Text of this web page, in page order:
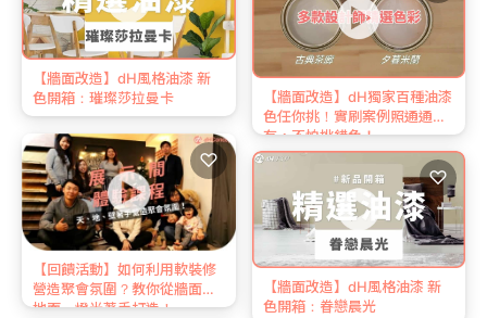
【牆面改造】dH獨家百種油漆
色任你挑！實刷案例照通通
有，不怕挑錯色！
【牆面改造】dH風格油漆 新
色開箱：眷戀晨光
♡
【牆面改造】dH風格油漆 新
色開箱：璀璨莎拉曼卡
【回饋活動】如何利用軟裝修
營造聚會氛圍？教你從牆面、
地面、燈光著手打造！
♡